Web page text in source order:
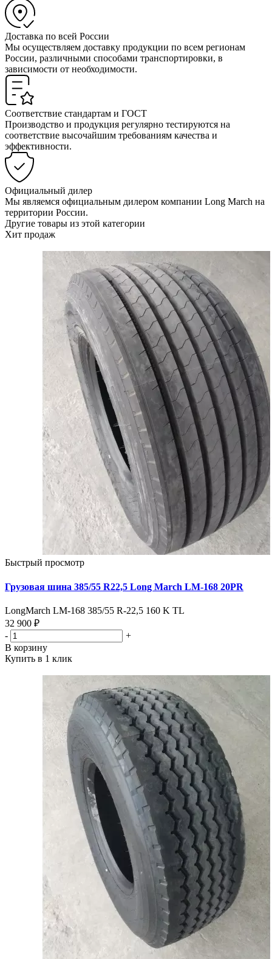
Доставка по всей России
Мы осуществляем доставку продукции по всем регионам
России, различными способами транспортировки, в
зависимости от необходимости.
Соответствие стандартам и ГОСТ
Производство и продукция регулярно тестируются на
соответствие высочайшим требованиям качества и
эффективности.
Официальный дилер
Мы являемся официальным дилером компании Long March на
территории России.
Другие товары из этой категории
Хит продаж
Быстрый просмотр
Грузовая шина 385/55 R22,5 Long March LM-168 20PR
LongMarch LM-168 385/55 R-22,5 160 K TL
32 900 ₽
-
+
В корзину
Купить в 1 клик